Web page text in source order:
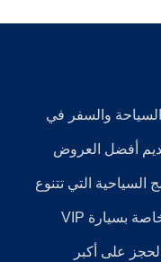
والسفر في
أفضل العروض
السياحية التي تتنوع
بين رحلات مع مجموعات أو رحلات خاصة بسيارة VIP
على أكبر